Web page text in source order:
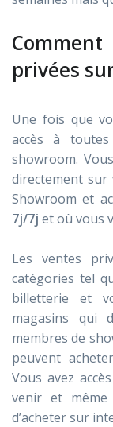
privées
Une fois que
accès à
showroom.
directement sur
Showroom et
7j/7j et où vous
Les ventes
catégories tel
billetterie et
magasins qui
membres de
peuvent
Vous avez
venir et
d’acheter sur